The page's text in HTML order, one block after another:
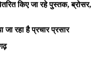
किए जा रहे पुस्तक, ब्रोसर,
रहा है प्रचार प्रसार